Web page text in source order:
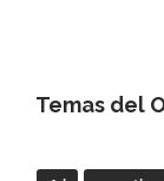
Temas del